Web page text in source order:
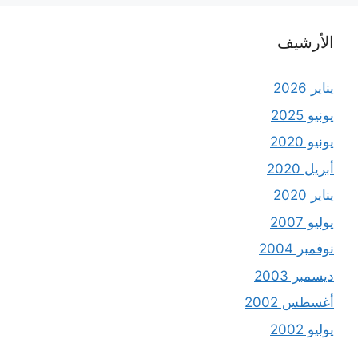
الأرشيف
يناير 2026
يونيو 2025
يونيو 2020
أبريل 2020
يناير 2020
يوليو 2007
نوفمبر 2004
ديسمبر 2003
أغسطس 2002
يوليو 2002